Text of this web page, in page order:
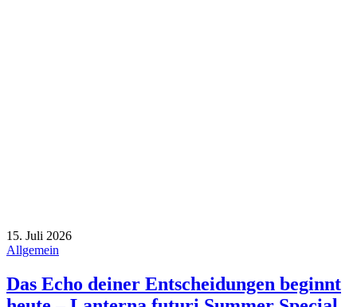
15. Juli 2026
Allgemein
Das Echo deiner Entscheidungen beginnt